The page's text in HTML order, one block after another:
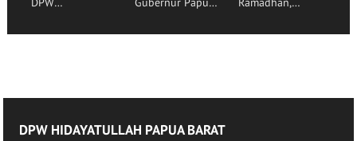
Papua Barat dan
Syawal 1447 H
Puasa Bersama
Bersama 250
DPW HIDAYATULLAH PAPUA BARAT